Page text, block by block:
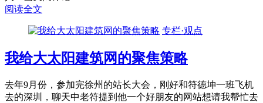
阅读全文
专栏·观点
我给大太阳建筑网的聚焦策略
去年9月份，参加完徐州的站长大会，刚好和符德坤一班飞机
去的深圳，聊天中老符提到他一个好朋友的网站想请我帮忙去